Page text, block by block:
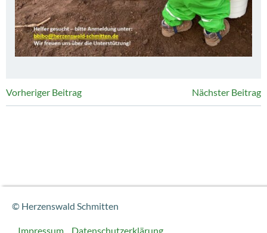
Post
Vorheriger Beitrag Nächster Beitrag
© Herzenswald Schmitten
Impressum Datenschutzerklärung